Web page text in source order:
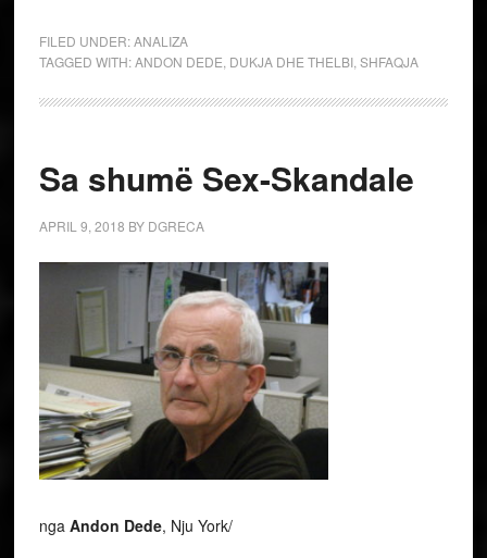
FILED UNDER:ANALIZA
TAGGED WITH:ANDON DEDE DUKJA DHE THELBI, SHFAQJA
Sa shumë Sex-Skandale
APRIL 9, 2018 BY DGRECA
nga Andon Dede, Nju York/